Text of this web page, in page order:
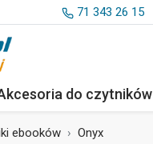
71 343 26 15
do czytników
ebooków Onyx